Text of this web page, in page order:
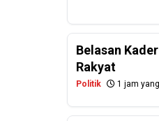
Belasan
Rakyat
Politik 1 jam